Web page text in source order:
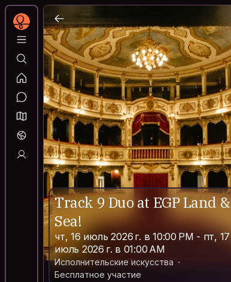
Track 9 Duo at EGP Land &
Sea!
чт, 16 июль 2026 г. в 10:00 PM - пт, 17
июль 2026 г. в 01:00 AM
Исполнительские искусства
Бесплатное участие